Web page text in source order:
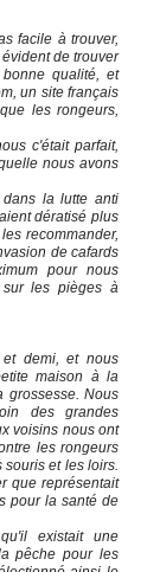
facile à trouver,
de trouver
qualité, et
un site français
les rongeurs,
c'était parfait,
nous avons
la lutte anti
dératisé plus
recommander,
de cafards
pour nous
sur les pièges à
demi, et nous
maison à la
grossesse. Nous
des grandes
voisins nous ont
les rongeurs
et les loirs.
que représentait
pour la santé de
existait une
pêche pour les